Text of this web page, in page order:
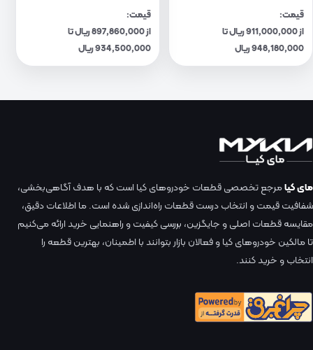
قیمت:
از 911,000,000 ریال تا
948,180,000 ریال
قیمت:
از 897,860,000 ریال تا
934,500,000 ریال
مای کیامرجع تخصصی قطعات خودروهای کیا است که با هدف آگاهی‌بخشی،
شفافیت قیمت و انتخاب درست قطعات راه‌اندازی شده است. ما اطلاعات دقیق،
مقایسه قطعات اصلی و جایگزین، بررسی کیفیت و راهنمایی خرید ارائه می‌کنیم
تا مالکین خودروهای کیا و فعالان بازار بتوانند با اطمینان، بهترین قطعه را
انتخاب و خرید کنند.